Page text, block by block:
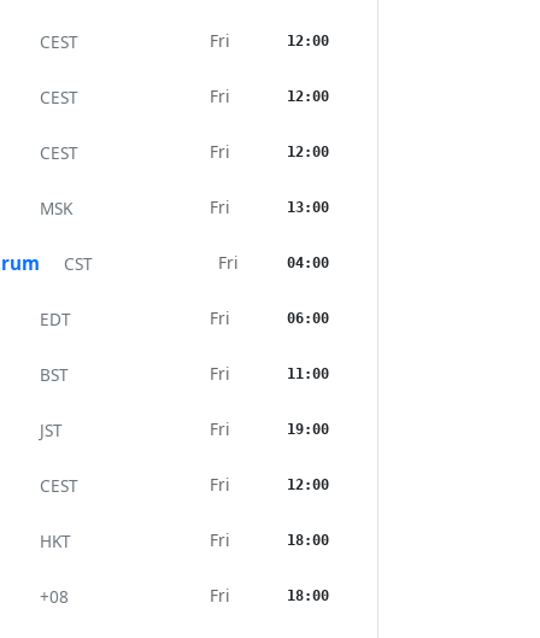
CEST Fri 12:00
CEST Fri 12:00
CEST Fri 12:00
MSK Fri 13:00
CST Fri 04:00
EDT Fri 06:00
BST Fri 11:00
JST Fri 19:00
CEST Fri 12:00
HKT Fri 18:00
+08 Fri 18:00